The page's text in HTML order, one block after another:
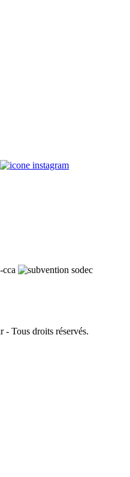
Tous droits réservés.